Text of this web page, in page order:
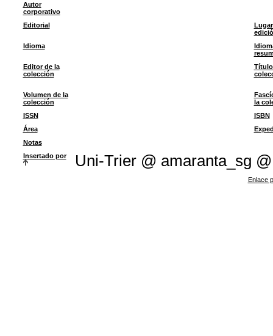
Autor
corporativo
Editorial
Idioma
Editor de la
colección
Volumen de la
colección
la
ISSN
ISBN
Área
Notas
Insertado por
Uni-Trier @ amaranta_sg @
Enlace